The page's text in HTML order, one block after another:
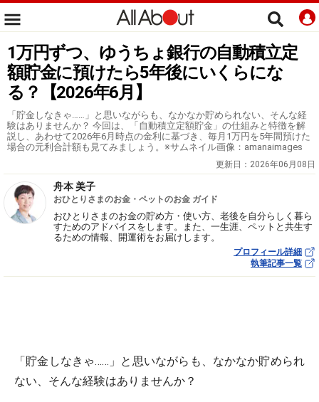
1万円ずつ、ゆうちょ銀行の自動積立定
額貯金に預けたら5年後にいくらにな
る？【2026年6月】
「貯金しなきゃ……」と思いながらも、なかなか貯められない、そんな経
験はありませんか？ 今回は、「自動積立定額貯金」の仕組みと特徴を解
説し、あわせて2026年6月時点の金利に基づき、毎月1万円を5年間預けた
場合の元利合計額も見てみましょう。※サムネイル画像：amanaimages
更新日： 2026年06月08日
舟本 美子
おひとりさまのお金・ペットのお金 ガイド
おひとりさまのお金の貯め方・使い方、老後を自分らしく暮ら
すためのアドバイスをします。また、一生涯、ペットと共生す
るための情報、開運術をお届けします。
プロフィール詳細
執筆記事一覧
「貯金しなきゃ……」と思いながらも、なかなか貯められ
ない、そんな経験はありませんか？